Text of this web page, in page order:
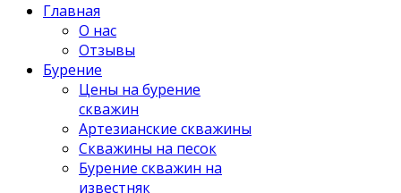
Главная
О нас
Отзывы
Бурение
Цены на бурение
скважин
Артезианские скважины
Скважины на песок
Бурение скважин на
известняк